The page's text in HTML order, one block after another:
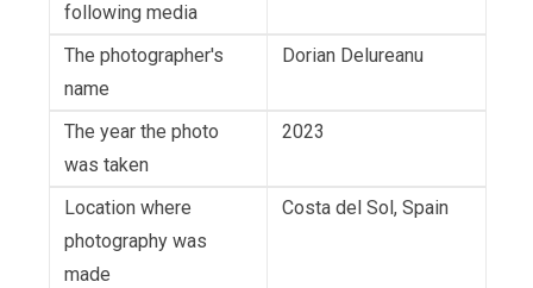
following media
The photographer's
name
Dorian Delureanu
The year the photo
was taken
2023
Location where
photography was
made
Costa del Sol, Spain